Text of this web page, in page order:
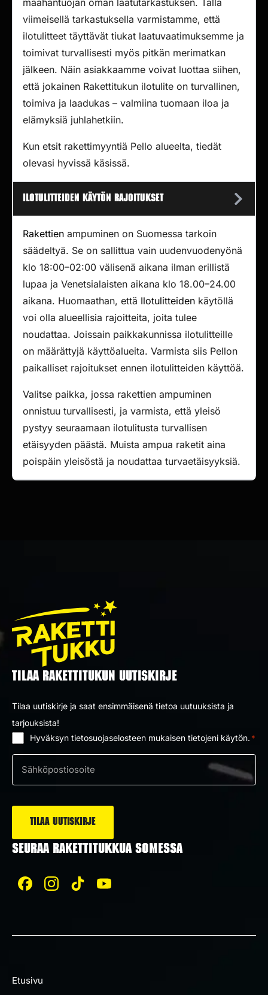
maahantuojan oman laatutarkastuksen. Tällä
viimeisellä tarkastuksella varmistamme, että
ilotulitteet täyttävät tiukat laatuvaatimuksemme ja
toimivat turvallisesti myös pitkän merimatkan
jälkeen. Näin asiakkaamme voivat luottaa siihen,
että jokainen Rakettitukun ilotulite on turvallinen,
toimiva ja laadukas – valmiina tuomaan iloa ja
elämyksiä juhlahetkiin.
Kun etsit rakettimyyntiä Pello alueelta, tiedät
olevasi hyvissä käsissä.
Ilotulitteiden käytön rajoitukset
Rakettien ampuminen on Suomessa tarkoin
säädeltyä. Se on sallittua vain uudenvuodenyönä
klo 18:00–02:00 välisenä aikana ilman erillistä
lupaa ja Venetsialaisten aikana klo 18.00–24.00
aikana. Huomaathan, että Ilotulitteiden käytöllä
voi olla alueellisia rajoitteita, joita tulee
noudattaa. Joissain paikkakunnissa ilotulitteille
on määrättyjä käyttöalueita. Varmista siis Pellon
paikalliset rajoitukset ennen ilotulitteiden käyttöä.
Valitse paikka, jossa rakettien ampuminen
onnistuu turvallisesti, ja varmista, että yleisö
pystyy seuraamaan ilotulitusta turvallisen
etäisyyden päästä. Muista ampua raketit aina
poispäin yleisöstä ja noudattaa turvaetäisyyksiä.
TILAA RAKETTITUKUN UUTISKIRJE
Tilaa uutiskirje ja saat ensimmäisenä tietoa uutuuksista ja
tarjouksista!
Hyväksyn tietosuojaselosteen mukaisen tietojeni käytön. *
Sähköposti
SEURAA RAKETTITUKKUA SOMESSA
Etusivu